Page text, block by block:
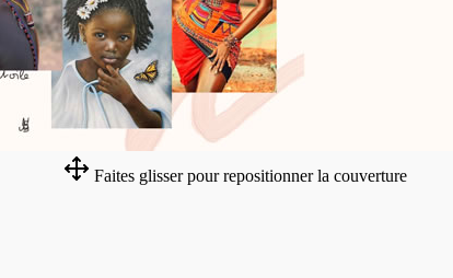
Faites glisser pour repositionner la couverture